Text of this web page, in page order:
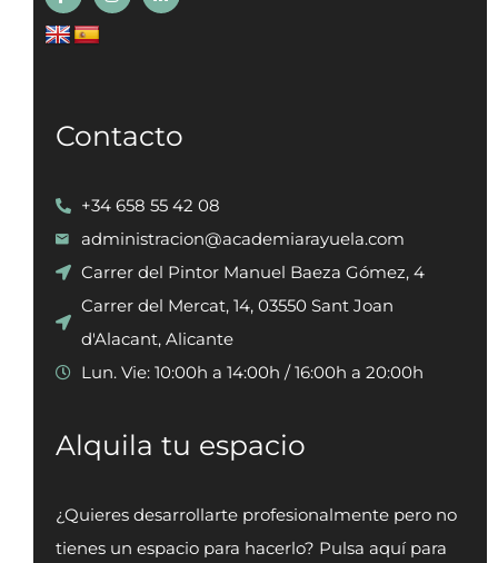
Contacto
+34 658 55 42 08
administracion@academiarayuela.com
Carrer del Pintor Manuel Baeza Gómez, 4
Carrer del Mercat, 14, 03550 Sant Joan
d'Alacant, Alicante
Lun. Vie: 10:00h a 14:00h / 16:00h a 20:00h
Alquila tu espacio
¿Quieres desarrollarte profesionalmente pero no
tienes un espacio para hacerlo? Pulsa aquí para